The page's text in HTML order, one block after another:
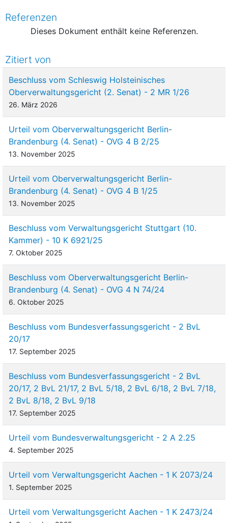
Referenzen
Dieses Dokument enthält keine Referenzen.
Zitiert von
Beschluss vom Schleswig Holsteinisches
Oberverwaltungsgericht (2. Senat) - 2 MR 1/26
26. März 2026
Urteil vom Oberverwaltungsgericht Berlin-
Brandenburg (4. Senat) - OVG 4 B 2/25
13. November 2025
Urteil vom Oberverwaltungsgericht Berlin-
Brandenburg (4. Senat) - OVG 4 B 1/25
13. November 2025
Beschluss vom Verwaltungsgericht Stuttgart (10.
Kammer) - 10 K 6921/25
7. Oktober 2025
Beschluss vom Oberverwaltungsgericht Berlin-
Brandenburg (4. Senat) - OVG 4 N 74/24
6. Oktober 2025
Beschluss vom Bundesverfassungsgericht - 2 BvL
20/17
17. September 2025
Beschluss vom Bundesverfassungsgericht - 2 BvL
20/17, 2 BvL 21/17, 2 BvL 5/18, 2 BvL 6/18, 2 BvL 7/18,
2 BvL 8/18, 2 BvL 9/18
17. September 2025
Urteil vom Bundesverwaltungsgericht - 2 A 2.25
4. September 2025
Urteil vom Verwaltungsgericht Aachen - 1 K 2073/24
1. September 2025
Urteil vom Verwaltungsgericht Aachen - 1 K 2473/24